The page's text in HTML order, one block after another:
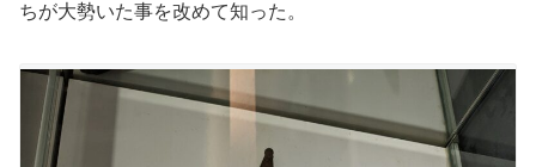
ちが大勢いた事を改めて知った。